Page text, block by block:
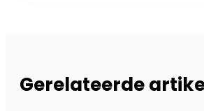
Gerelateerde